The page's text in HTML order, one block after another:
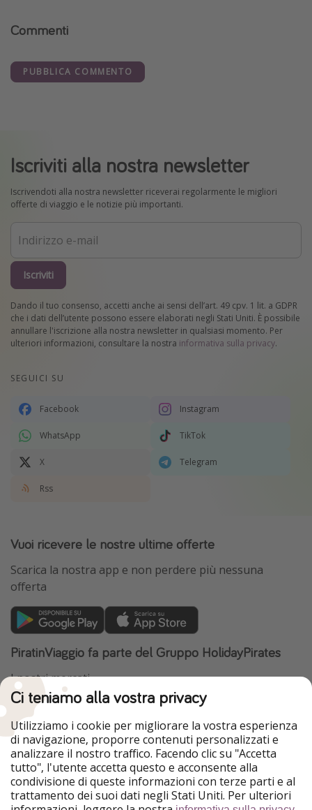
Commenti
PUBBLICA COMMENTO
Iscriviti alla nostra newsletter
Iscrivendoti alla nostra newsletter riceverai regolarmente le migliori
offerte di viaggio e le notizie più importanti.
Iscriviti
Dando il tuo consenso, accetti anche ai sensi dell’art. 49 cpv. 1 lit. a GDPR
che i dati dell’utente possono essere elaborati negli Stati Uniti. È possibile
annullare l'iscrizione alla nostra newsletter in qualsiasi momento. Per
ulteriori informazioni, consultare la nostra informativa sulla privacy.
SEGUICI SU
Facebook Instagram
WhatsApp TikTok
X Telegram
Rss
Vuoi ricevere le nostre ultime offerte
Scarica la nostra app e non perdere più nessuna
offerta
PiratinViaggio fa parte del Gruppo HolidayPirates
I nostri mercati
HolidayPirates
VakantiePiraten
WakacyjniPiraci
Ferienpiraten
Urlaubspiraten
Urlaubspiraten
ViajerosPiratas
TravelPirates
Il nostro gruppo
HolidayPirates Group
Ci teniamo alla vostra privacy
Utilizziamo i cookie per migliorare la vostra esperienza
di navigazione, proporre contenuti personalizzati e
analizzare il nostro traffico. Facendo clic su "Accetta
tutto", l'utente accetta questo e acconsente alla
condivisione di queste informazioni con terze parti e al
trattamento dei suoi dati negli Stati Uniti. Per ulteriori